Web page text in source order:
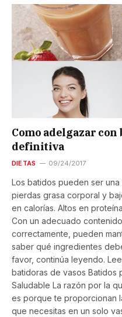
Como adelgazar
definitiva
DIETAS 09/24/2017
Los batidos pueden ser
pierdas grasa corporal y
en calorías. Altos en
Con un adecuado
correctamente, pueden
saber qué ingredientes
favor, continúa leyendo.
batidoras de vasos Batidos
Saludable La razón por la
es porque te proporcionan
que necesitas en un solo